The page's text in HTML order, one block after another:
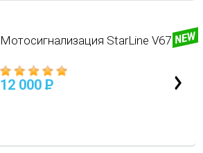
Мотосигнализация StarLine V67
12 000 P